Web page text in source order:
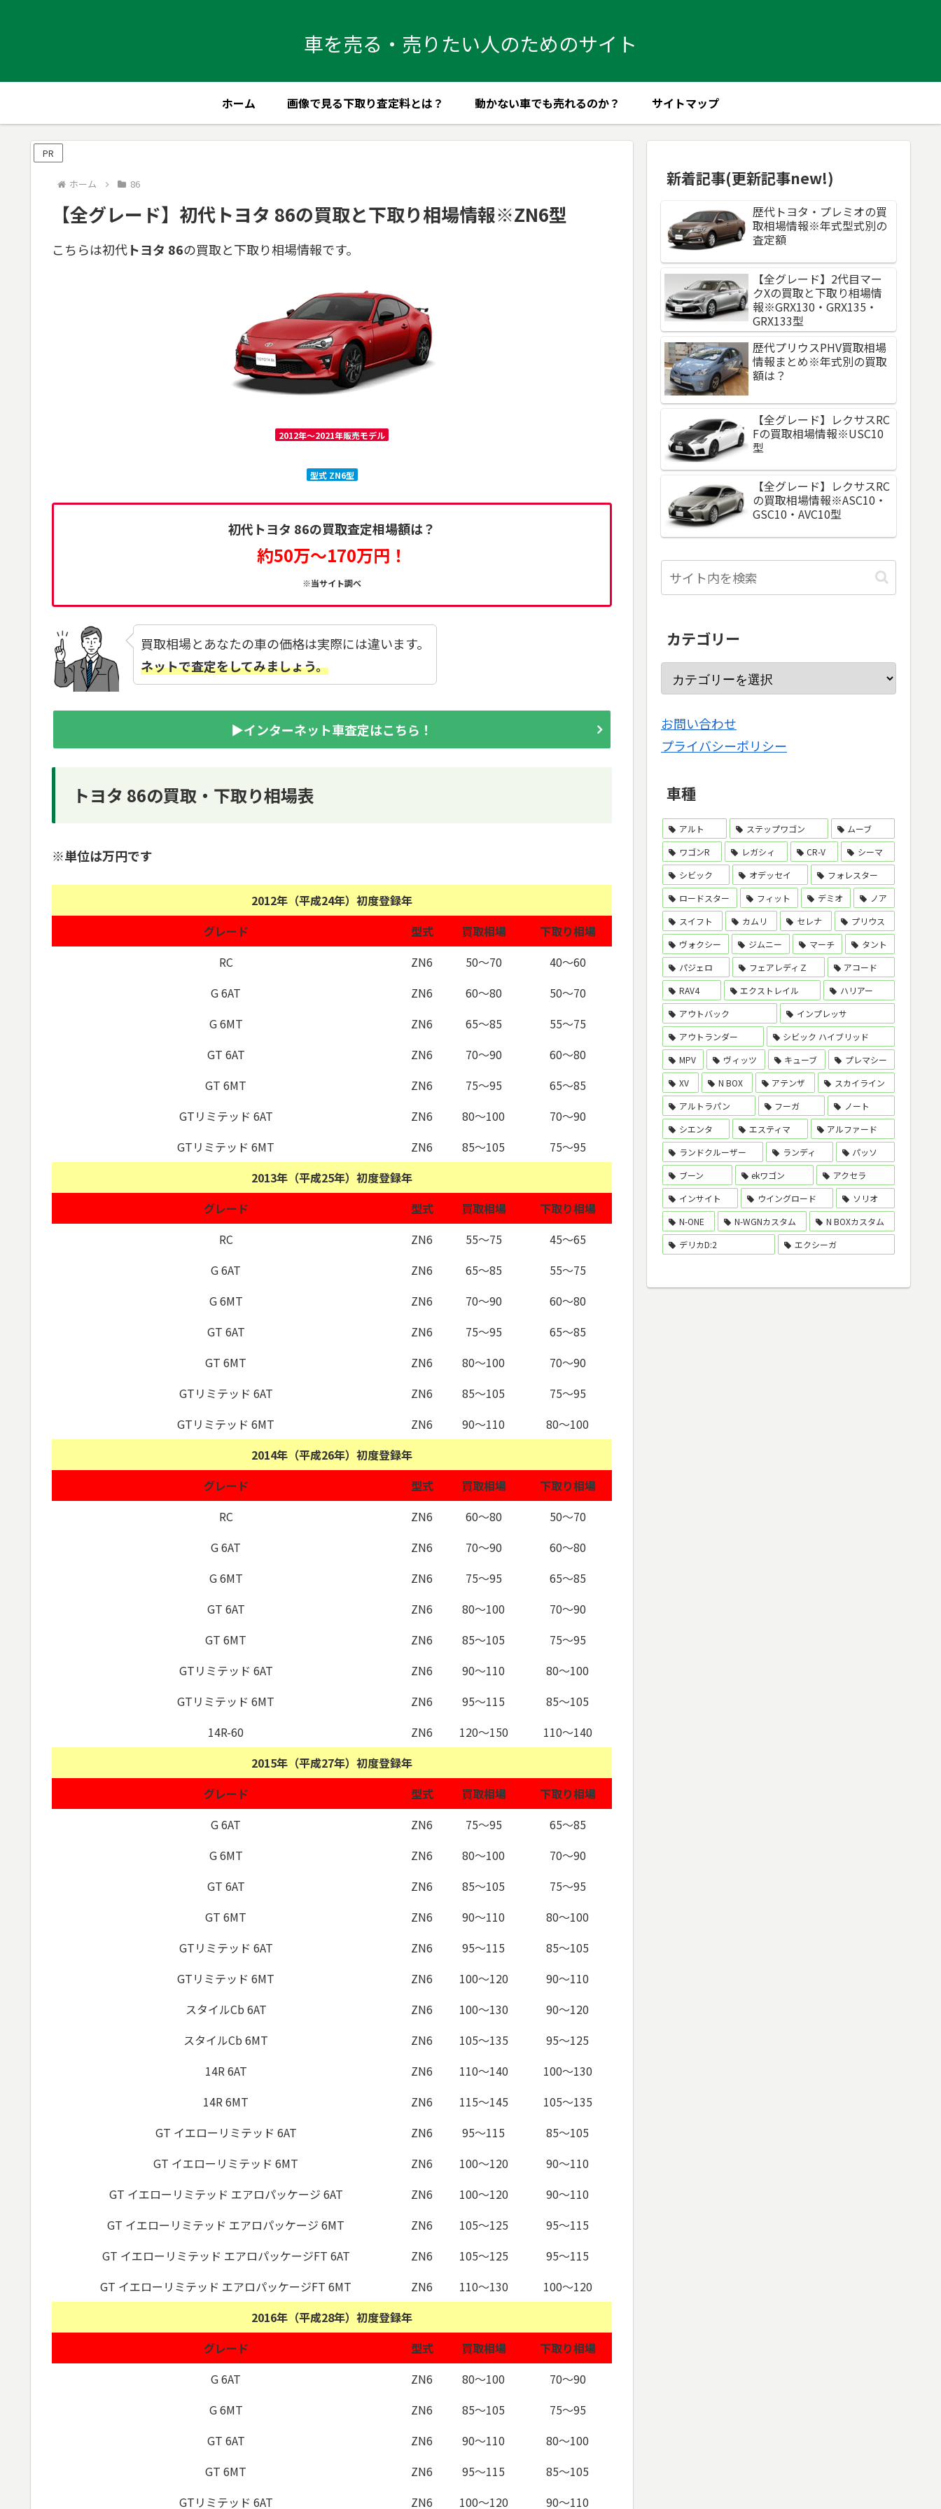
車を売る・売りたい人のためのサイト
ホーム 画像で見る下取り査定料とは？ 動かない車でも売れるのか？ サイトマップ
PR
ホーム 86
【全グレード】初代トヨタ 86の買取と下取り相場情報※ZN6型
こちらは初代トヨタ 86の買取と下取り相場情報です。
2012年～2021年販売モデル
型式 ZN6型
初代トヨタ 86の買取査定相場額は？
約50万～170万円！
※当サイト調べ
買取相場とあなたの車の価格は実際には違います。
ネットで査定をしてみましょう。
▶インターネット車査定はこちら！
トヨタ 86の買取・下取り相場表
※単位は万円です
2012年（平成24年）初度登録年
グレード
型式 買取相場
下取り相場
RC
ZN6 50～70
40～60
G 6AT
ZN6 60～80
50～70
G 6MT
ZN6 65～85
55～75
GT 6AT
ZN6 70～90
60～80
GT 6MT
ZN6 75～95
65～85
GTリミテッド 6AT
ZN6 80～100
70～90
GTリミテッド 6MT
ZN6 85～105
75～95
2013年（平成25年）初度登録年
グレード
型式 買取相場
下取り相場
RC
ZN6 55～75
45～65
G 6AT
ZN6 65～85
55～75
G 6MT
ZN6 70～90
60～80
GT 6AT
ZN6 75～95
65～85
GT 6MT
ZN6 80～100
70～90
GTリミテッド 6AT
ZN6 85～105
75～95
GTリミテッド 6MT
ZN6 90～110
80～100
2014年（平成26年）初度登録年
グレード
型式 買取相場
下取り相場
RC
ZN6 60～80
50～70
G 6AT
ZN6 70～90
60～80
G 6MT
ZN6 75～95
65～85
GT 6AT
ZN6 80～100
70～90
GT 6MT
ZN6 85～105
75～95
GTリミテッド 6AT
ZN6 90～110
80～100
GTリミテッド 6MT
ZN6 95～115
85～105
14R-60
ZN6 120～150
110～140
2015年（平成27年）初度登録年
グレード
型式 買取相場
下取り相場
G 6AT
ZN6 75～95
65～85
G 6MT
ZN6 80～100
70～90
GT 6AT
ZN6 85～105
75～95
GT 6MT
ZN6 90～110
80～100
GTリミテッド 6AT
ZN6 95～115
85～105
GTリミテッド 6MT
ZN6 100～120
90～110
スタイルCb 6AT
ZN6 100～130
90～120
スタイルCb 6MT
ZN6 105～135
95～125
14R 6AT
ZN6 110～140
100～130
14R 6MT
ZN6 115～145
105～135
GT イエローリミテッド 6AT
ZN6 95～115
85～105
GT イエローリミテッド 6MT
ZN6 100～120
90～110
GT イエローリミテッド エアロパッケージ 6AT
ZN6 100～120
90～110
GT イエローリミテッド エアロパッケージ 6MT
ZN6 105～125
95～115
GT イエローリミテッド エアロパッケージFT 6AT
ZN6 105～125
95～115
GT イエローリミテッド エアロパッケージFT 6MT
ZN6 110～130
100～120
2016年（平成28年）初度登録年
グレード
型式 買取相場
下取り相場
G 6AT
ZN6 80～100
70～90
G 6MT
ZN6 85～105
75～95
GT 6AT
ZN6 90～110
80～100
GT 6MT
ZN6 95～115
85～105
GTリミテッド 6AT
ZN6 100～120 90～110
新着記事(更新記事new!)
歴代トヨタ・プレミオの買
取相場情報※年式型式別の
査定額
【全グレード】2代目マー
クXの買取と下取り相場情
報※GRX130・GRX135・
GRX133型
歴代プリウスPHV買取相場
情報まとめ※年式別の買取
額は？
【全グレード】レクサスRC
Fの買取相場情報※USC10
型
【全グレード】レクサスRC
の買取相場情報※ASC10・
GSC10・AVC10型
カテゴリー
お問い合わせ
プライバシーポリシー
車種
アルト ステップワゴン
ムーブ
ワゴンR
レガシィ CR-V
シーマ
シビック
オデッセイ
フォレスター
ロードスター
フィット デミオ
ノア
スイフト
カムリ セレナ
プリウス
ヴォクシー
ジムニー マーチ
タント
パジェロ
フェアレディＺ
アコード
RAV4
エクストレイル
ハリアー
アウトバック
インプレッサ
アウトランダー
シビック ハイブリッド
MPV
ヴィッツ キューブ
プレマシー
XV
N BOX アテンザ
スカイライン
アルトラパン
フーガ
ノート
シエンタ
エスティマ
アルファード
ランドクルーザー
ランディ
パッソ
ブーン
ekワゴン
アクセラ
インサイト
ウイングロード
ソリオ
N-ONE
N-WGNカスタム
N BOXカスタム
デリカD:2
エクシーガ